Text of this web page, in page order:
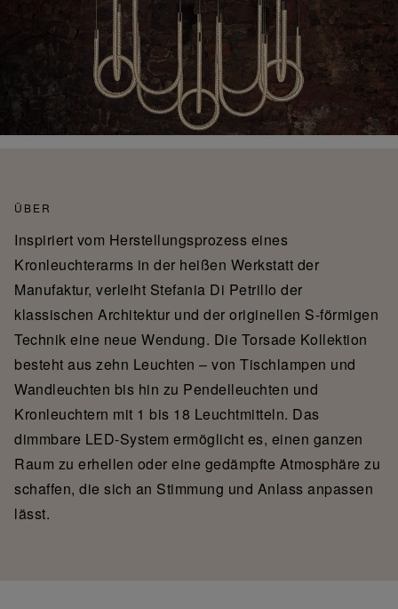
ÜBER
Inspiriert vom Herstellungsprozess eines
Kronleuchterarms in der heißen Werkstatt der
Manufaktur, verleiht Stefania Di Petrillo der
klassischen Architektur und der originellen S-förmigen
Technik eine neue Wendung. Die Torsade Kollektion
besteht aus zehn Leuchten – von Tischlampen und
Wandleuchten bis hin zu Pendelleuchten und
Kronleuchtern mit 1 bis 18 Leuchtmitteln. Das
dimmbare LED-System ermöglicht es, einen ganzen
Raum zu erhellen oder eine gedämpfte Atmosphäre zu
schaffen, die sich an Stimmung und Anlass anpassen
lässt.